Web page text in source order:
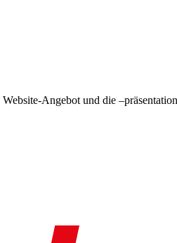
Angebot und die